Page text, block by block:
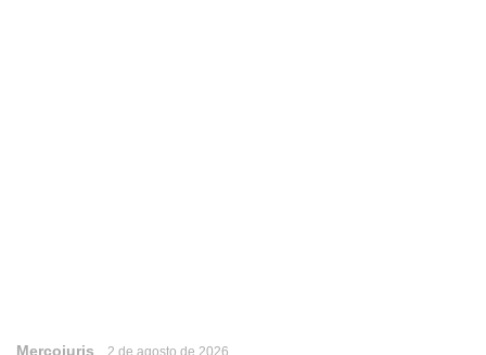
Mercojuris 2 de agosto de 2026